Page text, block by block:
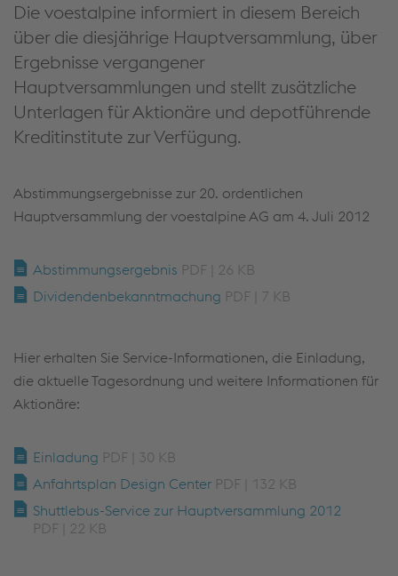
Die voestalpine informiert in diesem Bereich
über die diesjährige Hauptversammlung, über
Ergebnisse vergangener
Hauptversammlungen und stellt zusätzliche
Unterlagen für Aktionäre und depotführende
Kreditinstitute zur Verfügung.
Abstimmungsergebnisse zur 20. ordentlichen
Hauptversammlung der voestalpine AG am 4. Juli 2012
Abstimmungsergebnis PDF | 26 KB
Dividendenbekanntmachung PDF | 7 KB
Hier erhalten Sie Service-Informationen, die Einladung,
die aktuelle Tagesordnung und weitere Informationen für
Aktionäre:
Einladung PDF | 30 KB
Anfahrtsplan Design Center PDF | 132 KB
Shuttlebus-Service zur Hauptversammlung 2012
PDF | 22 KB